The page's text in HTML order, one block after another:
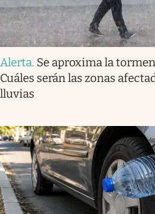
Alerta. Se aproxima la
Cuáles serán las zonas
lluvias